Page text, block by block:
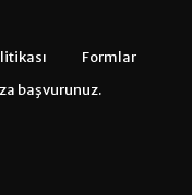
Formlar
başvurunuz.